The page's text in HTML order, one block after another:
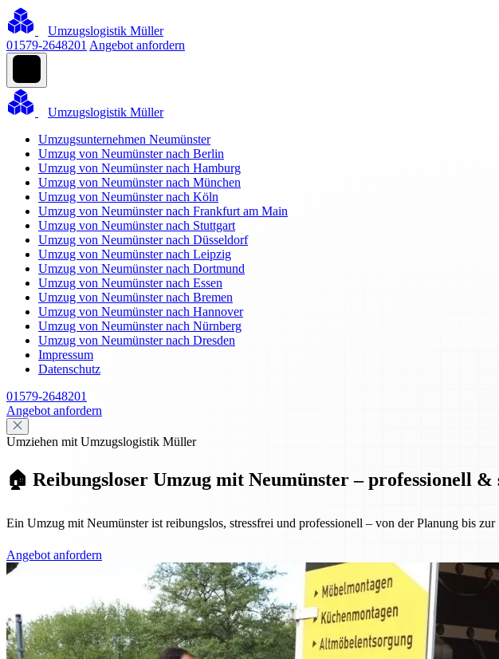
Umzugslogistik Müller
01579-2648201 Angebot anfordern
Umzugslogistik Müller
Umzugsunternehmen Neumünster
Umzug von Neumünster nach Berlin
Umzug von Neumünster nach Hamburg
Umzug von Neumünster nach München
Umzug von Neumünster nach Köln
Umzug von Neumünster nach Frankfurt am Main
Umzug von Neumünster nach Stuttgart
Umzug von Neumünster nach Düsseldorf
Umzug von Neumünster nach Leipzig
Umzug von Neumünster nach Dortmund
Umzug von Neumünster nach Essen
Umzug von Neumünster nach Bremen
Umzug von Neumünster nach Hannover
Umzug von Neumünster nach Nürnberg
Umzug von Neumünster nach Dresden
Impressum
Datenschutz
01579-2648201
Angebot anfordern
Umziehen mit Umzugslogistik Müller
🏠 Reibungsloser Umzug mit Neumünster – professionell &
Ein Umzug mit Neumünster ist reibungslos, stressfrei und professionell – von der Planung bis
Angebot anfordern